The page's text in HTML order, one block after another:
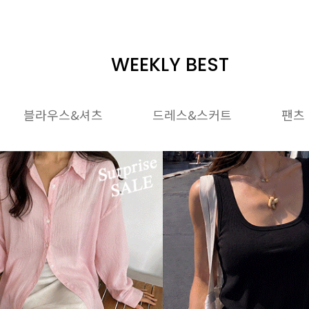
WEEKLY BEST
블라우스&셔츠 드레스&스커트 팬츠